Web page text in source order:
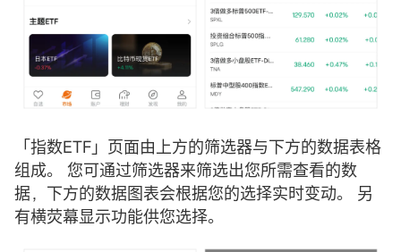
「指数ETF」页面由上方的筛选器与下方的数据表格
组成。 您可通过筛选器来筛选出您所需查看的数
据，下方的数据图表会根据您的选择实时变动。 另
有横荧幕显示功能供您选择。